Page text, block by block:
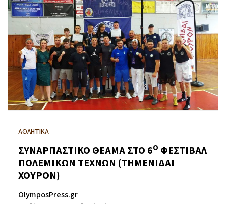
ΑΘΛΗΤΙΚΑ
ΣΥΝΑΡΠΑΣΤΙΚΟ ΘΕΑΜΑ ΣΤΟ 6Ο ΦΕΣΤΙΒΑΛ
ΠΟΛΕΜΙΚΩΝ ΤΕΧΝΩΝ (THMENΙΔΑΙ
ΧΟΥΡΟΝ)
OlymposPress.gr